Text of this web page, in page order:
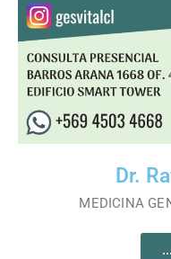
Dr.
MEDICINA